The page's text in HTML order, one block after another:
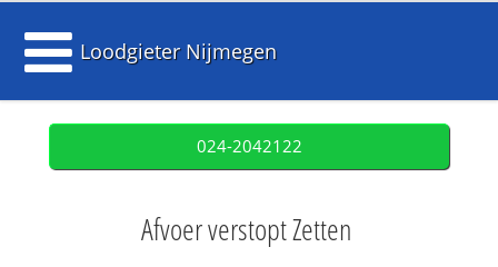
Loodgieter Nijmegen
024-2042122
Afvoer verstopt Zetten